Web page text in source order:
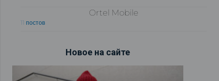
Ortel Mobile
11 постов
Новое на сайте